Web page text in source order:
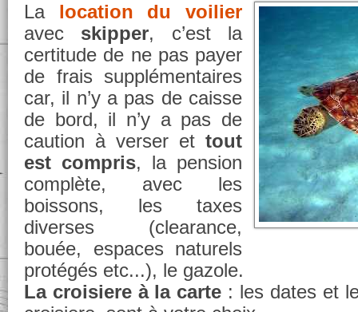
La location du voilier
avec skipper, c’est la
certitude de ne pas payer
de frais supplémentaires
car, il n’y a pas de caisse
de bord, il n’y a pas de
caution à verser et tout
est compris, la pension
complète, avec les
boissons, les taxes
diverses (clearance,
bouée, espaces naturels
protégés etc...), le gazole.
La croisiere à la carte : les dates et